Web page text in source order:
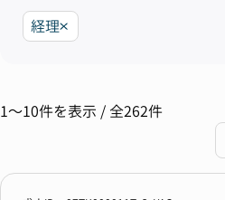
経理
1〜10件を表示 / 全262件